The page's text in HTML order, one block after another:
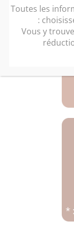
Toutes les
:
Vous y